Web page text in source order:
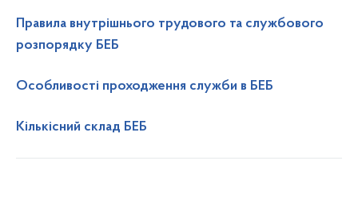
Правила внутрішнього трудового та службового
розпорядку БЕБ
Особливості проходження служби в БЕБ
Кількісний склад БЕБ